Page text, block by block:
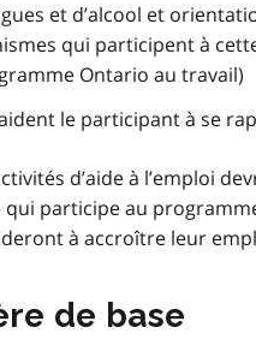
et d’alcool et
qui participent à
Ontario au travail)
le participant à se
d’aide à l’emploi
qui participe au
à accroître leur
de base